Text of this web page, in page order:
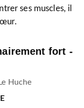
ses muscles, il
fort -
Huche